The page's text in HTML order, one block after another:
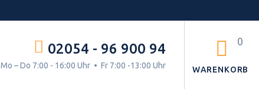
WARENKORB
0
02054 - 96 900 94
Mo – Do 7:00 - 16:00 Uhr • Fr 7:00 -13:00 Uhr